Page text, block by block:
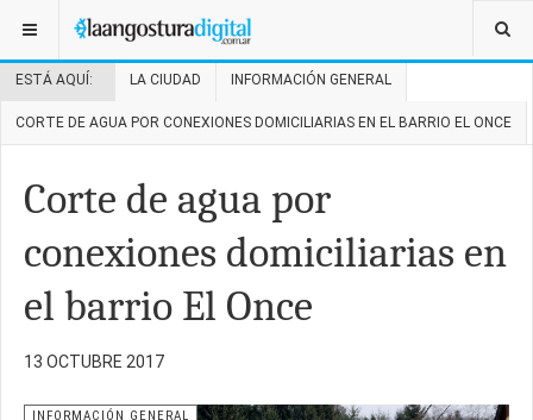
ESTÁ AQUÍ: LA CIUDAD INFORMACIÓN GENERAL
CORTE DE AGUA POR CONEXIONES DOMICILIARIAS EN EL BARRIO EL ONCE
Corte de agua por
conexiones domiciliarias en
el barrio El Once
13 OCTUBRE 2017
INFORMACIÓN GENERAL